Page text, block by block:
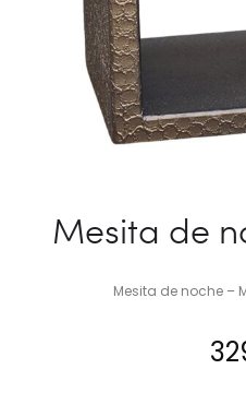
Mesita de
Mesita de noche –